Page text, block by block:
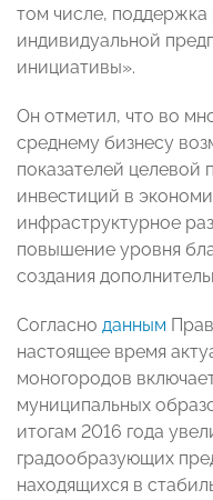
том числе, поддержка
индивидуальной
инициативы».
Он отметил, что во
среднему бизнесу
показателей целевой
инвестиций в
инфраструктурное
повышение уровня
создания
Согласно данным
настоящее время
моногородов
муниципальных
итогам 2016 года
градообразующих
находящихся в